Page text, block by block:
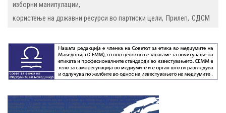
изборни манипулации
користење на државни ресурси во партиски цели
Прилеп СДСМ